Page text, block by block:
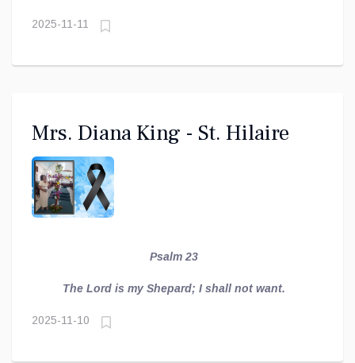
2025-11-11
Mrs. Diana King - St. Hilaire
Psalm 23
The Lord is my Shepard; I shall not want.
2025-11-10